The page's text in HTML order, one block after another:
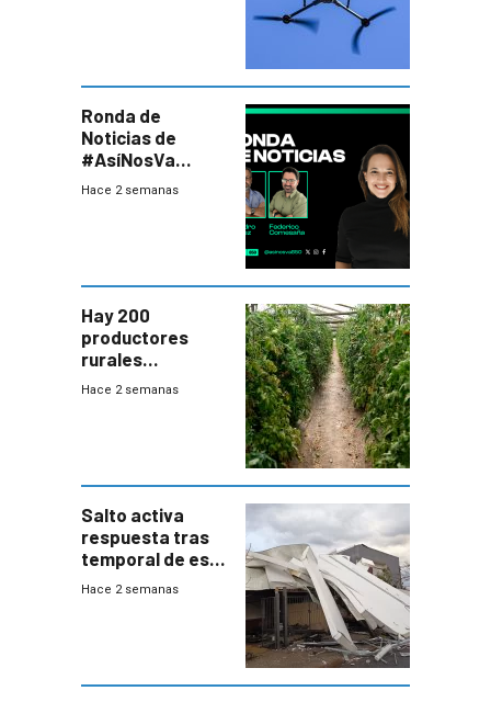
Ronda de
Noticias de
#AsíNosVa
(20/7/26)
Hace 2 semanas
Hay 200
productores
rurales
afectados tras
Hace 2 semanas
Salto activa
respuesta tras
temporal de este
sábado con
Hace 2 semanas